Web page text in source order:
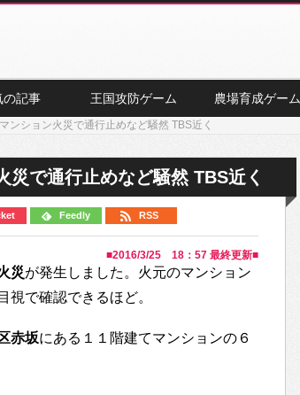
の記事 王国攻防ゲーム 農場育成ゲーム
ンション火災で通行止めなど騒然 TBS近く
で通行止めなど騒然 TBS近く
Feedly RSS
■2016/3/25 18：57 最終更新■
災が発生しました。火元のマンション
視で確認できるほど。
赤坂にある１１階建てマンションの６